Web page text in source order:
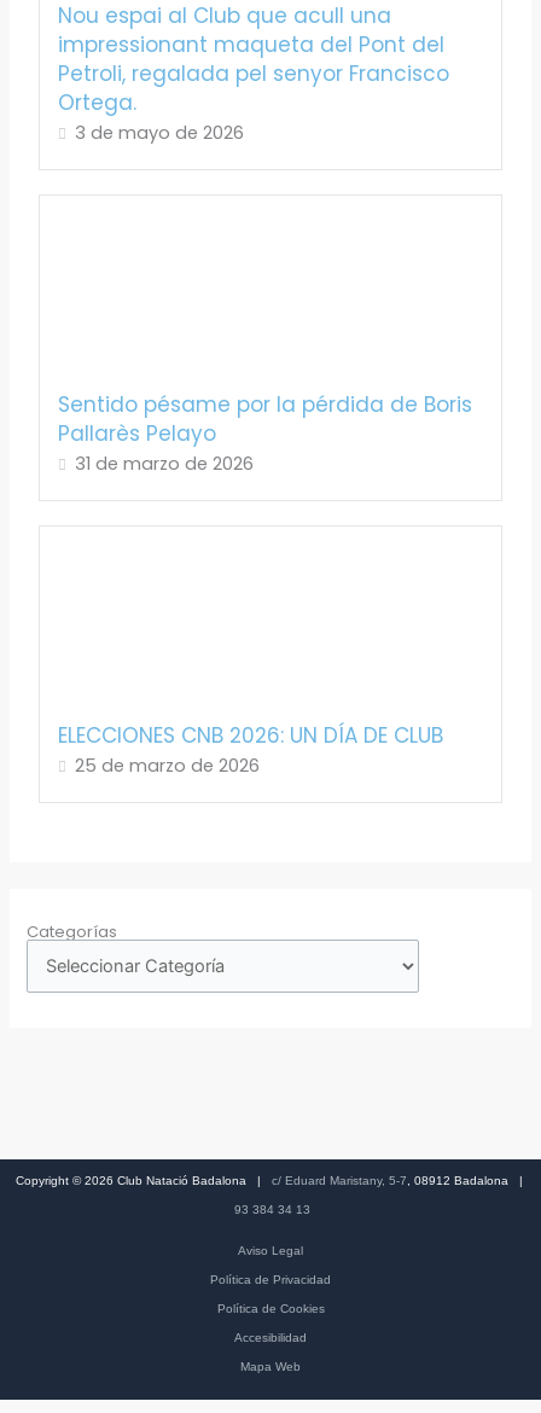
Nou espai al Club que acull una
impressionant maqueta del Pont del
Petroli, regalada pel senyor Francisco
Ortega.
3 de mayo de 2026
Sentido pésame por la pérdida de Boris
Pallarès Pelayo
31 de marzo de 2026
ELECCIONES CNB 2026: UN DÍA DE CLUB
25 de marzo de 2026
Categorías
Copyright © 2026 Club Natació Badalona | c/ Eduard Maristany, 5-7 , 08912 Badalona |
93 384 34 13
Aviso Legal
Política de Privacidad
Política de Cookies
Accesibilidad
Mapa Web